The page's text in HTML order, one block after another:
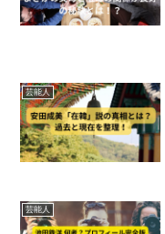
芸能人
芸能人